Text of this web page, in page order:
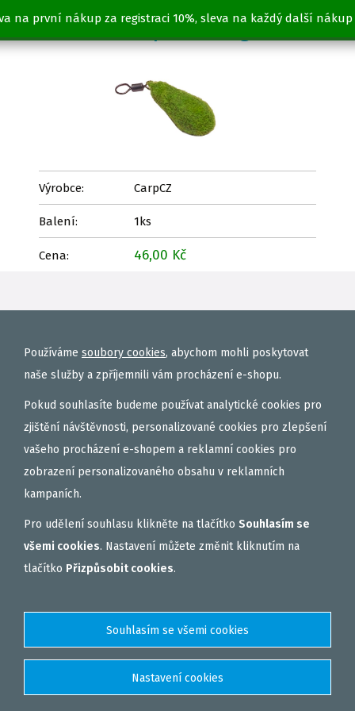
na první nákup za registraci 10%, sleva na každý další nákup
Horizont - dipovací 50g
Výrobce: CarpCZ
Balení: 1ks
Cena: 46,00 Kč
Používáme soubory cookies, abychom mohli poskytovat
naše služby a zpříjemnili vám procházení e-shopu.
Pokud souhlasíte budeme používat analytické cookies pro
zjištění návštěvnosti, personalizované cookies pro zlepšení
vašeho procházení e-shopem a reklamní cookies pro
zobrazení personalizovaného obsahu v reklamních
kampaních.
Pro udělení souhlasu klikněte na tlačítko Souhlasím se
všemi cookies. Nastavení můžete změnit kliknutím na
tlačítko Přizpůsobit cookies.